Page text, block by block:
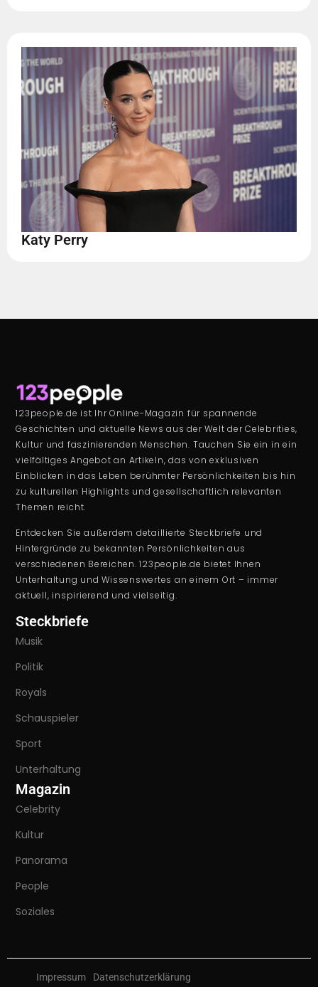
Katy Perry
123people.de ist Ihr Online-Magazin für spannende
Geschichten und aktuelle News aus der Welt der Celebrities,
Kultur und faszinierenden Menschen. Tauchen Sie ein in ein
vielfältiges Angebot an Artikeln, das von exklusiven
Einblicken in das Leben berühmter Persönlichkeiten bis hin
zu kulturellen Highlights und gesellschaftlich relevanten
Themen reicht.
Entdecken Sie außerdem detaillierte Steckbriefe und
Hintergründe zu bekannten Persönlichkeiten aus
verschiedenen Bereichen. 123people.de bietet Ihnen
Unterhaltung und Wissenswertes an einem Ort – immer
aktuell, inspirierend und vielseitig.
Steckbriefe
Musik
Politik
Royals
Schauspieler
Sport
Unterhaltung
Magazin
Celebrity
Kultur
Panorama
People
Soziales
Impressum Datenschutzerklärung